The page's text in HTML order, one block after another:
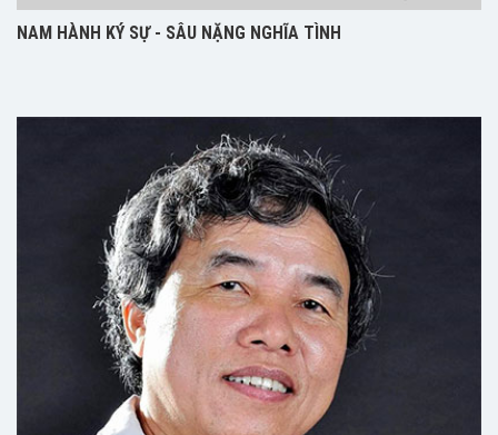
NAM HÀNH KÝ SỰ - SÂU NẶNG NGHĨA TÌNH